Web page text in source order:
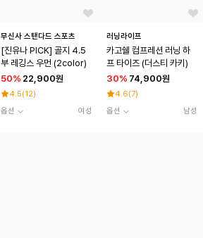
무신사 스탠다드 스포츠
[진유나 PICK] 골지 4.5
부 레깅스 우먼 (2color)
50% 22,900원
4.5(12)
옵션
여성
러닝라이프
카고쉘 컴프레션 러닝 하
프 타이즈 (더스티 카키)
30% 74,900원
4.6(7)
옵션
남성